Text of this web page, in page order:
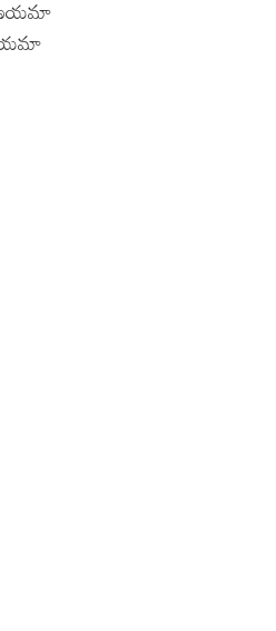
in Hindi – Devotional Songs